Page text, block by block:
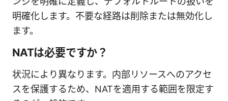
明確化します。不要な経路は削除または無効化し
ます。
NATは必要ですか？
状況により異なります。内部リソースへのアクセ
スを保護するため、NATを適用する範囲を限定す